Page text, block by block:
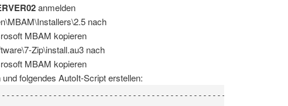
anmelden
nach
MBAM kopieren
Zip\install.au3 nach
MBAM kopieren
folgendes AutoIt-Script erstellen: